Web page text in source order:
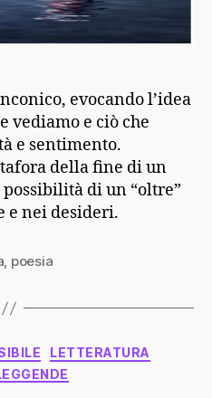
evocando l’idea
vediamo e ciò che
e sentimento.
della fine di un
di un “oltre”
e nei desideri.
, poesia
CategorieLETTERATURA